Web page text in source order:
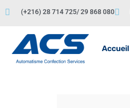
(+216) 28 714 725/ 29 868 080
Accueil